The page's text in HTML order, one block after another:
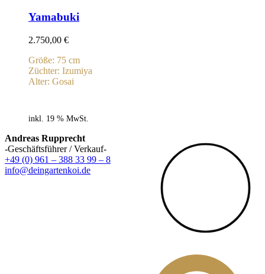
Yamabuki
2.750,00 €
Größe: 75 cm
Züchter: Izumiya
Alter: Gosai
inkl. 19 % MwSt.
Andreas Rupprecht
-Geschäftsführer / Verkauf-
+49 (0) 961 – 388 33 99 – 8
info@deingartenkoi.de